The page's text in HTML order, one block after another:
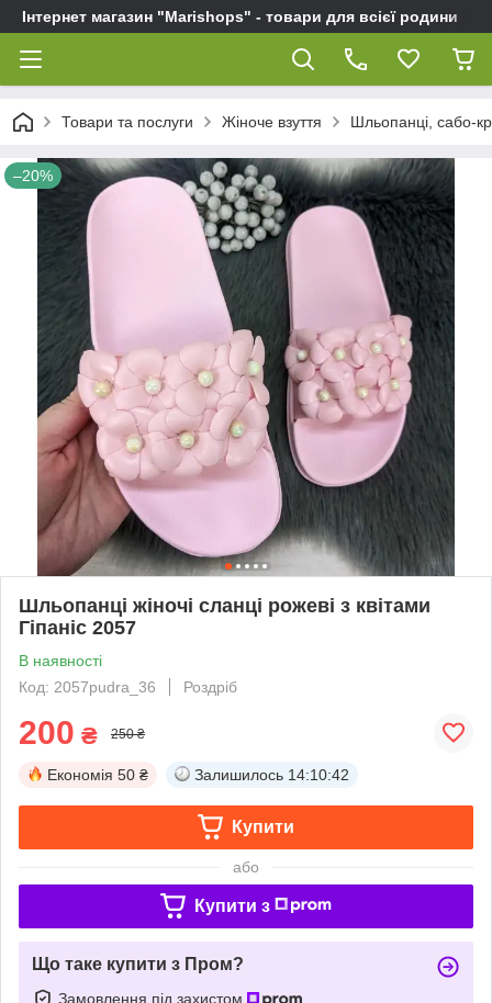
Інтернет магазин "Marishops" - товари для всієї родини
Товари та послуги Жіноче взуття Шльопанці, сабо-
–20%
Шльопанці жіночі сланці рожеві з квітами
Гіпаніс 2057
В наявності
Код: 2057pudra_36
Роздріб
200 ₴ 250 ₴
Економія 50 ₴ Залишилось 14:10:41
Купити
або
Купити з
Що таке купити з Пром?
Замовлення під захистом